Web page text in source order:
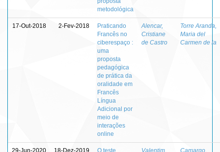
metodológica
17-Out-2018 2-Fev-2018
Praticando
Francês no
ciberespaço :
uma
proposta
pedagógica
de prática da
oralidade em
Francês
Língua
Adicional por
meio de
interações
online
Alencar,
Cristiane
de Castro
Torre Aranda,
Maria del
Carmen de la
29-Jun-2020 18-Dez-2019
O teste
Valentim,
Camargo,